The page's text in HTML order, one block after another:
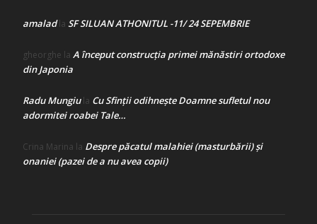
amaladla SF SILUAN ATHONITUL -11/ 24 SEPEMBRIE
gheorghe la A început construcţia primei mănăstiri ortodoxe
din Japonia
Radu Mungiula Cu Sfinții odihnește Doamne sufletul nou
adormitei roabei Tale…
Crina Marina la Despre păcatul malahiei (masturbării) şi
onaniei (pazei de a nu avea copii)